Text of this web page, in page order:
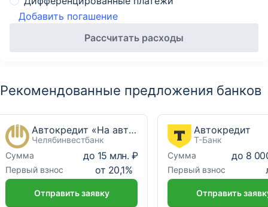
Добавить погашение
Рассчитать расходы
Рекомендованные предложения банков
Автокредит «На автомобили с пробегом»
Челябинвестбанк
Сумма
до 15 млн. ₽
Первый взнос от 20,1%
Отправить заявку
Автокредит
Т-Банк
Сумма
до 8
Первый взнос
Отправить